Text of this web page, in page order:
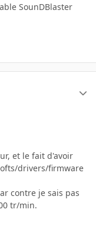
SounDBlaster
et le fait d'avoir
drivers/firmware
contre je sais pas
tr/min.